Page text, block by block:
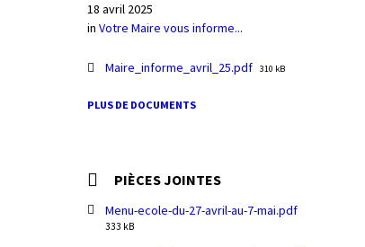
18 avril 2025
inVotre Maire vous informe...
Maire_informe_avril_25.pdf File
310 kB
PLUS DE DOCUMENTS
PIÈCES JOINTES
Menu-ecole-du-27-avril-au-7-mai.pdf
File
333 kB